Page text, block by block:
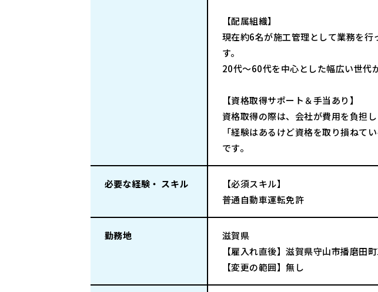
【配属組織】
現在約6名が施工管理として業務を行
す。
20代～60代を中心とした幅広い世代
【資格取得サポート＆手当あり】
資格取得の際は、会社が費用を負担し
「経験はあるけど資格を取り損ね
です。
必要な経験・ スキル
【必須スキル】
普通自動車運転免許
勤務地
滋賀県
【雇入れ直後】滋賀県守山市播磨田
【変更の範囲】無し